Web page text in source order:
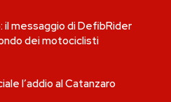
il messaggio di DefibRider
dei motociclisti
l’addio al Catanzaro